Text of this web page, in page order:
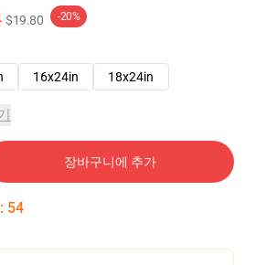
$19.80 -20%
16x24in 18x24in
장바구니에 추가
: 54